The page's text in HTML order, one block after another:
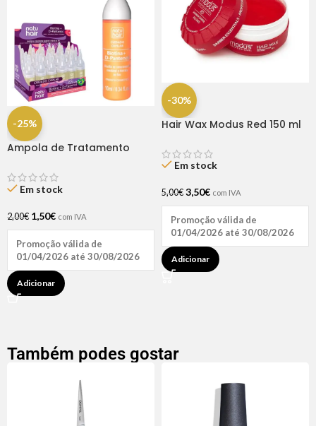
-25%
Ampola de Tratamento
Hair (1 UNIDADE)
Em stock
2,00€ 1,50€ com IVA
Promoção válida de
01/04/2026 até 30/08/2026
Adicionar
-30%
Hair Wax Modus Red 150 ml
Em stock
5,00€ 3,50€ com IVA
Promoção válida de
01/04/2026 até 30/08/2026
Adicionar
Também podes gostar